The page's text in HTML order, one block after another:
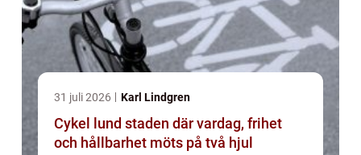
31 juli 2026 Karl Lindgren
Cykel lund staden där vardag, frihet
och hållbarhet möts på två hjul